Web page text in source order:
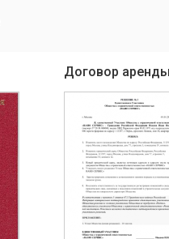
Договор